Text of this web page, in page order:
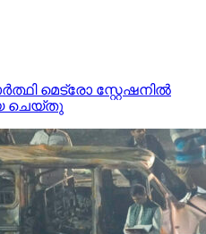
മെട്രോ സ്റ്റേഷനില്‍
ചെയ്തു